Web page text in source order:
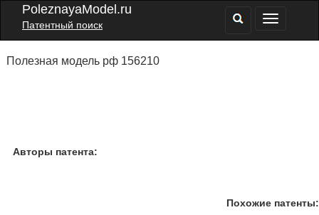
PoleznayaModel.ru
Патентный поиск
Полезная модель рф 156210
Авторы патента:
Похожие патенты: